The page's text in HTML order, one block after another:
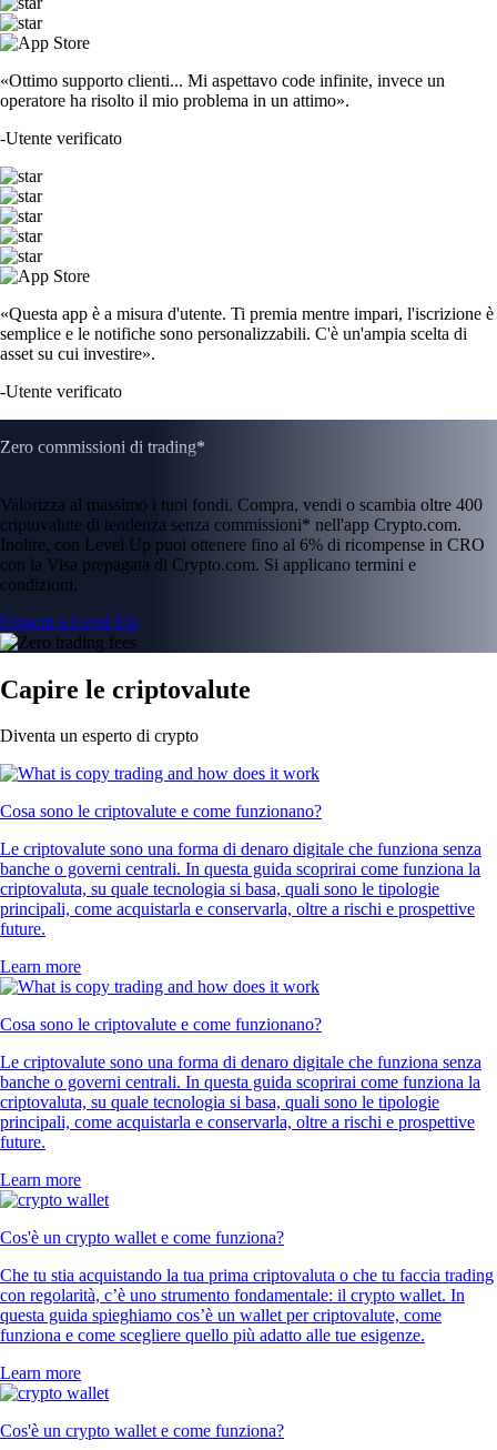
«Ottimo supporto clienti... Mi aspettavo code infinite, invece un
operatore ha risolto il mio problema in un attimo».
-Utente verificato
«Questa app è a misura d'utente. Ti premia mentre impari, l'iscrizione è
semplice e le notifiche sono personalizzabili. C'è un'ampia scelta di
asset su cui investire».
-Utente verificato
Zero commissioni di trading*
Valorizza al massimo i tuoi fondi. Compra, vendi o scambia oltre 400
criptovalute di tendenza senza commissioni* nell'app Crypto.com.
Inoltre, con Level Up puoi ottenere fino al 6% di ricompense in CRO
con la Visa prepagata di Crypto.com. Si applicano termini e
condizioni.
Unisciti a Level Up
Capire le criptovalute
Diventa un esperto di crypto
Cosa sono le criptovalute e come funzionano?
Le criptovalute sono una forma di denaro digitale che funziona senza
banche o governi centrali. In questa guida scoprirai come funziona la
criptovaluta, su quale tecnologia si basa, quali sono le tipologie
principali, come acquistarla e conservarla, oltre a rischi e prospettive
future.
Learn more
Cosa sono le criptovalute e come funzionano?
Le criptovalute sono una forma di denaro digitale che funziona senza
banche o governi centrali. In questa guida scoprirai come funziona la
criptovaluta, su quale tecnologia si basa, quali sono le tipologie
principali, come acquistarla e conservarla, oltre a rischi e prospettive
future.
Learn more
Cos'è un crypto wallet e come funziona?
Che tu stia acquistando la tua prima criptovaluta o che tu faccia trading
con regolarità, c’è uno strumento fondamentale: il crypto wallet. In
questa guida spieghiamo cos’è un wallet per criptovalute, come
funziona e come scegliere quello più adatto alle tue esigenze.
Learn more
Cos'è un crypto wallet e come funziona?